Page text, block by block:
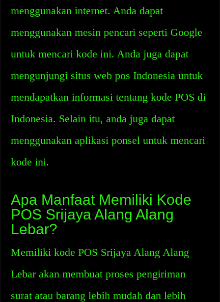
menggunakan internet. Anda dapat
menggunakan mesin pencari seperti Google
untuk mencari kode ini. Anda juga dapat
mengunjungi situs web pos Indonesia untuk
mendapatkan informasi tentang kode POS di
Indonesia. Selain itu, anda juga dapat
menggunakan aplikasi ponsel untuk mencari
kode ini.
Apa Manfaat Memiliki Kode
POS Srijaya Alang Alang
Lebar?
Memiliki kode POS Srijaya Alang Alang
Lebar akan membuat proses pengiriman
surat atau barang lebih mudah dan lebih